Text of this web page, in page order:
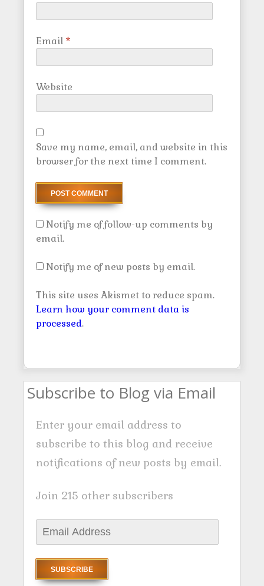
Email *
Website
Save my name, email, and website in this
browser for the next time I comment.
Notify me of follow-up comments by
email.
Notify me of new posts by email.
This site uses Akismet to reduce spam.
Learn how your comment data is
processed.
Subscribe to Blog via Email
Enter your email address to
subscribe to this blog and receive
notifications of new posts by email.
Join 215 other subscribers
m